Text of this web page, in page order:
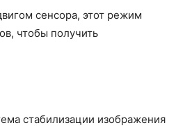
сенсора, этот режим
чтобы получить
стабилизации изображения